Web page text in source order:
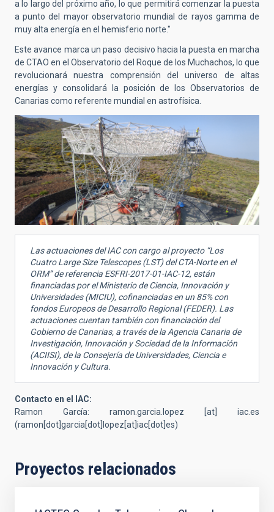
a lo largo del próximo año, lo que permitirá comenzar la puesta
a punto del mayor observatorio mundial de rayos gamma de
muy alta energía en el hemisferio norte."
Este avance marca un paso decisivo hacia la puesta en marcha
de CTAO en el Observatorio del Roque de los Muchachos, lo que
revolucionará nuestra comprensión del universo de altas
energías y consolidará la posición de los Observatorios de
Canarias como referente mundial en astrofísica.
Las actuaciones del IAC con cargo al proyecto “Los
Cuatro Large Size Telescopes (LST) del CTA-Norte en el
ORM” de referencia ESFRI-2017-01-IAC-12, están
financiadas por el Ministerio de Ciencia, Innovación y
Universidades (MICIU), cofinanciadas en un 85% con
fondos Europeos de Desarrollo Regional (FEDER). Las
actuaciones cuentan también con financiación del
Gobierno de Canarias, a través de la Agencia Canaria de
Investigación, Innovación y Sociedad de la Información
(ACIISI), de la Consejería de Universidades, Ciencia e
Innovación y Cultura.
Contacto en el IAC:
Ramon García: ramon.garcia.lopez [at] iac.es
(ramon[dot]garcia[dot]lopez[at]iac[dot]es)
Proyectos relacionados